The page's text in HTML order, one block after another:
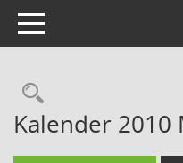
Toggle navigation
Kalender 2010